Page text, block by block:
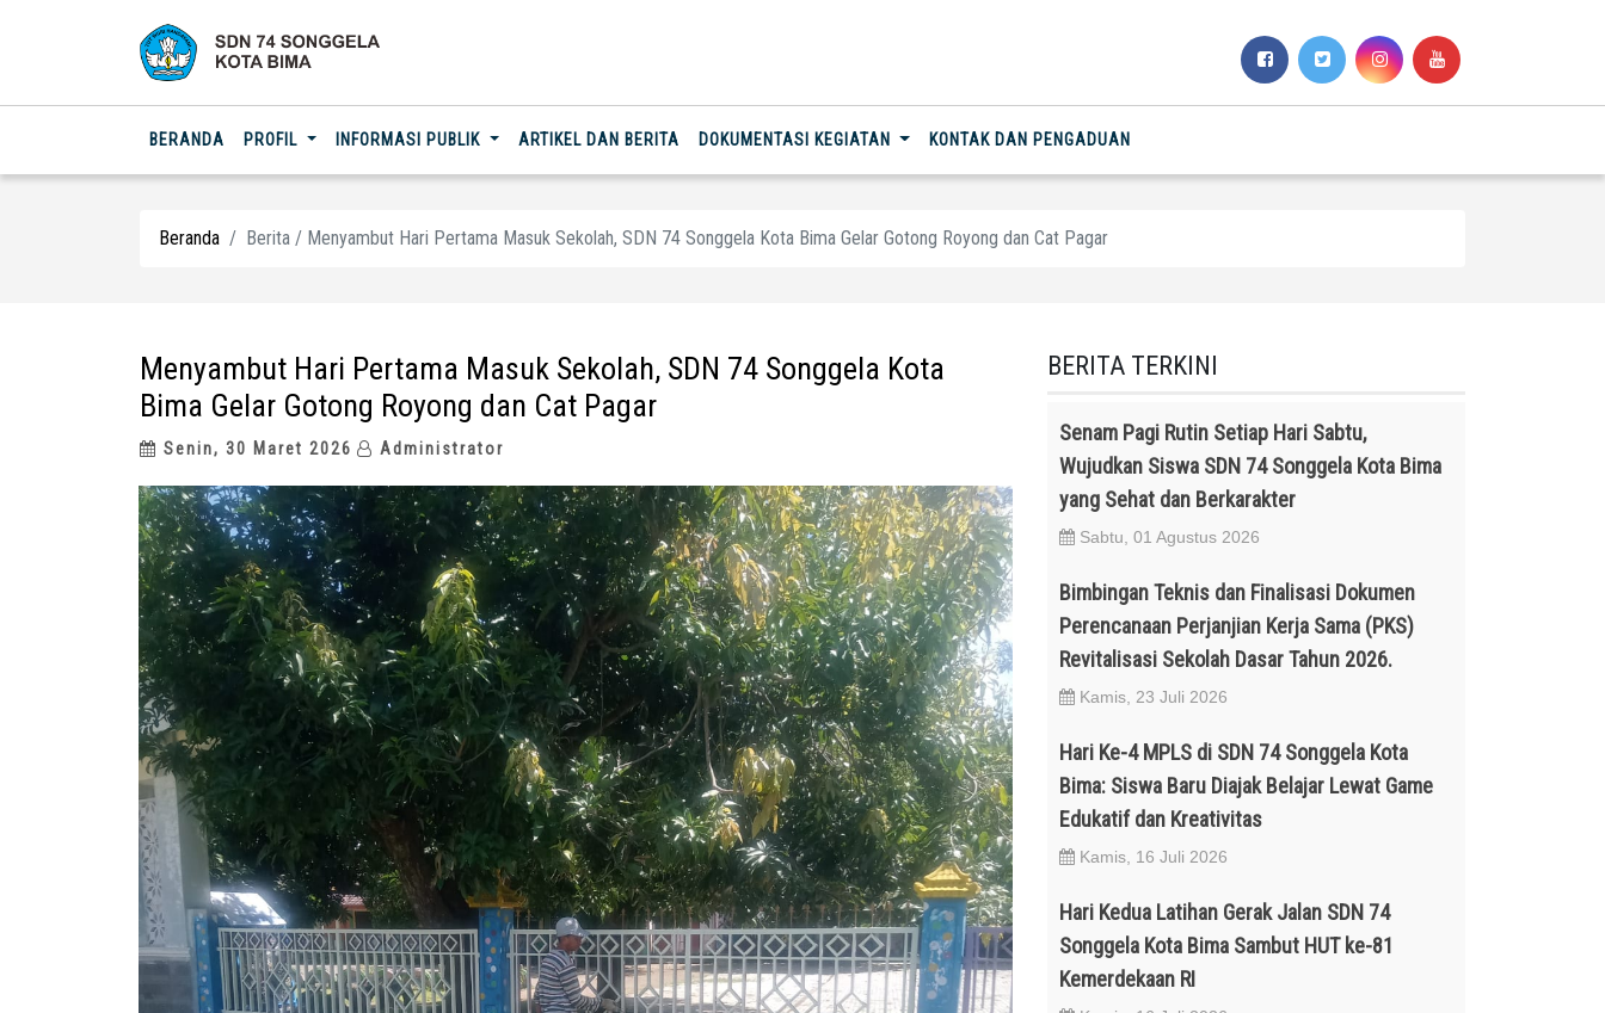
BERANDA (CURRENT)
PROFIL INFORMASI PUBLIK ARTIKEL DAN BERITA DOKUMENTASI KEGIATAN KONTAK DAN PENGADUAN
Beranda Berita / Menyambut Hari Pertama Masuk Sekolah, SDN 74 Songgela Kota Bima Gelar Gotong Royong dan Cat Pagar
Menyambut Hari Pertama Masuk Sekolah, SDN 74 Songgela Kota
Bima Gelar Gotong Royong dan Cat Pagar
Senin, 30 Maret 2026 Administrator
BERITA TERKINI
Senam Pagi Rutin Setiap Hari Sabtu,
Wujudkan Siswa SDN 74 Songgela Kota Bima
yang Sehat dan Berkarakter
Sabtu, 01 Agustus 2026
Bimbingan Teknis dan Finalisasi Dokumen
Perencanaan Perjanjian Kerja Sama (PKS)
Revitalisasi Sekolah Dasar Tahun 2026.
Kamis, 23 Juli 2026
Hari Ke-4 MPLS di SDN 74 Songgela Kota
Bima: Siswa Baru Diajak Belajar Lewat Game
Edukatif dan Kreativitas
Kamis, 16 Juli 2026
Hari Kedua Latihan Gerak Jalan SDN 74
Songgela Kota Bima Sambut HUT ke-81
Kemerdekaan RI